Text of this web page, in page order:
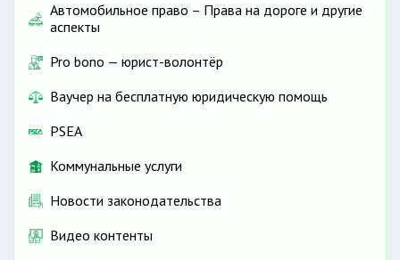
Автомобильное право – Права на дороге и другие
аспекты
Pro bono — юрист-волонтёр
Ваучер на бесплатную юридическую помощь
PSEA
Коммунальные услуги
Новости законодательства
Видео контенты